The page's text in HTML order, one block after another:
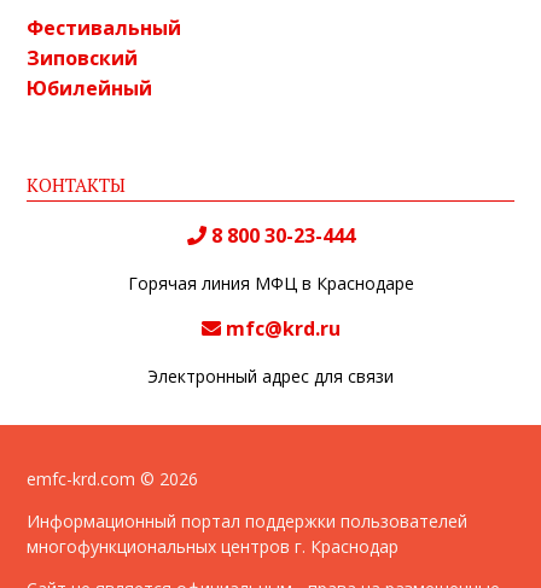
Фестивальный
Зиповский
Юбилейный
КОНТАКТЫ
8 800 30-23-444
Горячая линия МФЦ в Краснодаре
mfc@krd.ru
Электронный адрес для связи
emfc-krd.com © 2026
Информационный портал поддержки пользователей
многофункциональных центров г. Краснодар